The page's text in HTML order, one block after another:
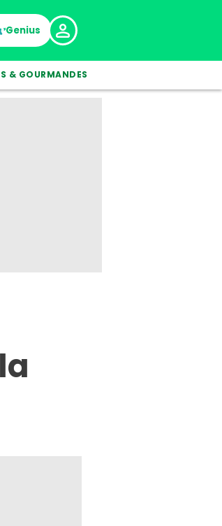
Genius
& GOURMANDES